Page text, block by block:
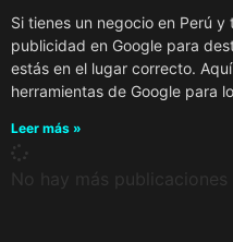
Si tienes un negocio en Perú
publicidad en Google para
estás en el lugar correcto.
herramientas de Google para
Leer más »
No hay más publicaciones